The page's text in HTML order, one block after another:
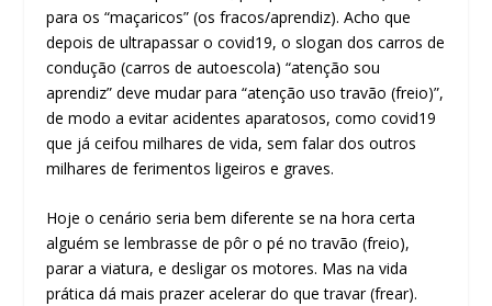
para os “maçaricos” (os fracos/aprendiz). Acho que
depois de ultrapassar o covid19, o slogan dos carros de
condução (carros de autoescola) “atenção sou
aprendiz” deve mudar para “atenção uso travão (freio)”,
de modo a evitar acidentes aparatosos, como covid19
que já ceifou milhares de vida, sem falar dos outros
milhares de ferimentos ligeiros e graves.
Hoje o cenário seria bem diferente se na hora certa
alguém se lembrasse de pôr o pé no travão (freio),
parar a viatura, e desligar os motores. Mas na vida
prática dá mais prazer acelerar do que travar (frear).